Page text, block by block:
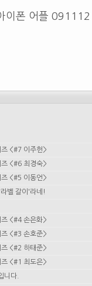
이폰 어플
즈 <#7 이주헌>
즈 <#6 최경숙>
즈 <#5 이동언>
벨 갈이'라네!
즈 <#4 손은화>
즈 <#3 손호준>
즈 <#2 하태준>
즈 <#1 최도은>
니다.